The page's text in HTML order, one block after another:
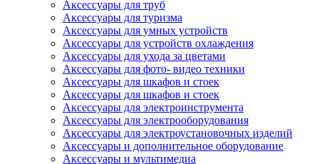
Аксессуары для труб
Аксессуары для туризма
Аксессуары для умных устройств
Аксессуары для устройств охлаждения
Аксессуары для ухода за цветами
Аксессуары для фото- видео техники
Аксессуары для шкафов и стоек
Аксессуары для шкафов и стоек
Аксессуары для электроинструмента
Аксессуары для электрооборудования
Аксессуары для электроустановочных изделий
Аксессуары и дополнительное оборудование
Аксессуары и мультимедиа